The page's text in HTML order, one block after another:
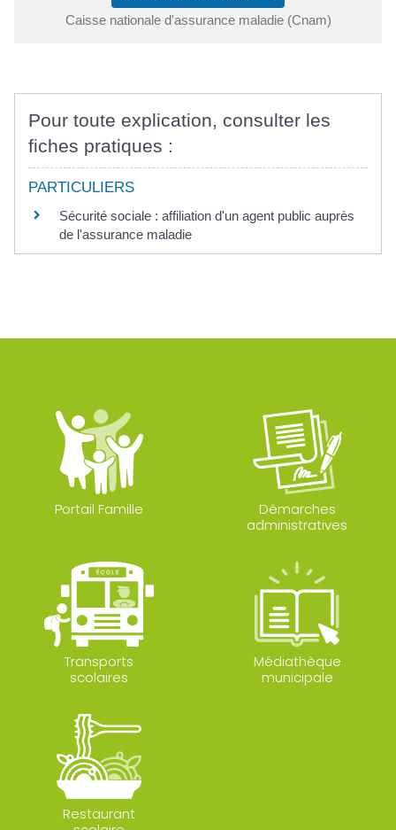
Caisse nationale d'assurance maladie (Cnam)
Pour toute explication, consulter les
fiches pratiques :
PARTICULIERS
Sécurité sociale : affiliation d'un agent public auprès
de l'assurance maladie
Portail Famille
Démarches
administratives
Transports
scolaires
Médiathèque
municipale
Restaurant